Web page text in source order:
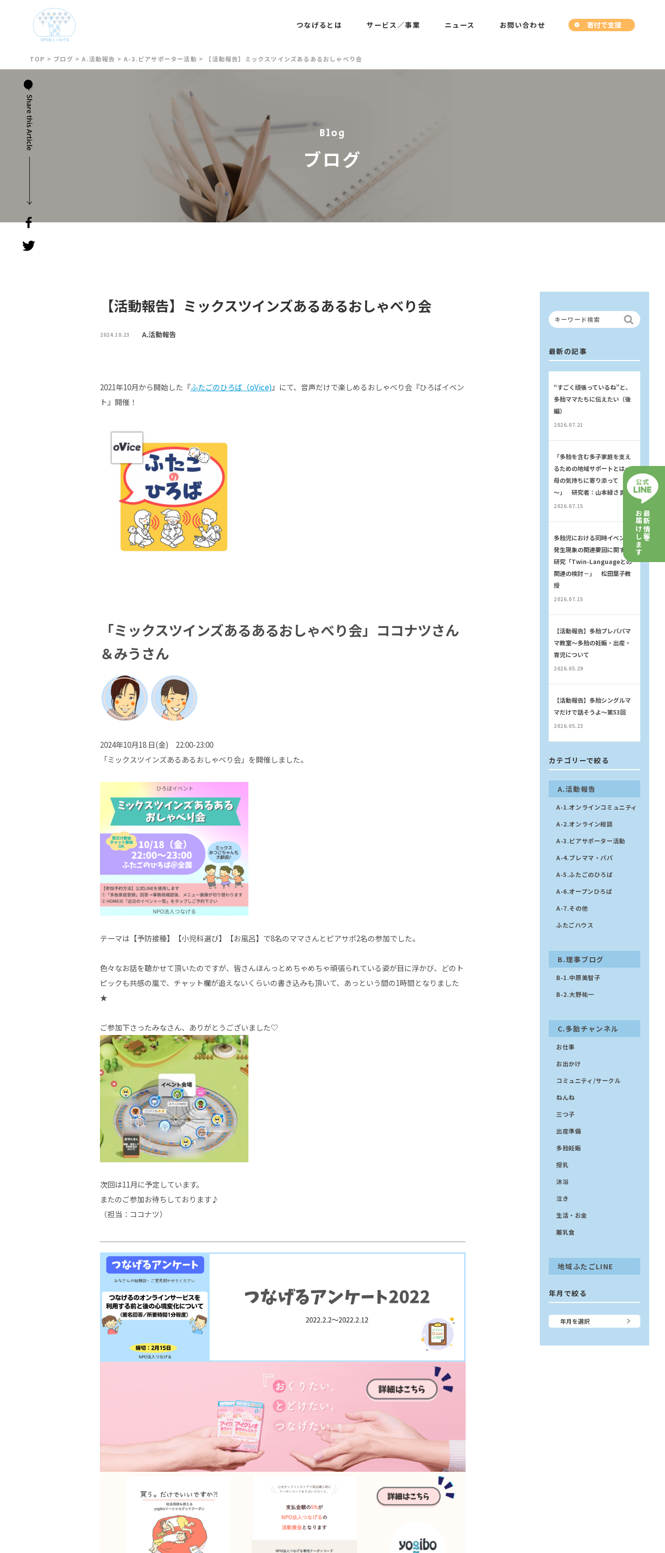
つなげるとは サービス／事業 ニュース お問い合わせ 寄付で支援
TOP > ブログ >A.活動報告 >A-3.ピアサポーター活動 > 【活動報告】ミックスツインズあるあるおしゃべり会
Blog
ブログ
【活動報告】ミックスツインズあるあるおしゃべり会
2024.10.23 A.活動報告
2021年10月から開始した『ふたごのひろば（oVice)』にて、音声だけで楽しめるおしゃべり会『ひろばイベン
ト』開催！
「ミックスツインズあるあるおしゃべり会」ココナツさん
＆みうさん
2024年10月18 日(金) 22:00-23:00
「ミックスツインズあるあるおしゃべり会」を開催しました。
テーマは【予防接種】【小児科選び】【お風呂】で8名のママさんとピアサポ2名の参加でした。
色々なお話を聴かせて頂いたのですが、皆さんほんっとめちゃめちゃ頑張られている姿が目に浮かび、どのト
ピックも共感の嵐で、チャット欄が追えないくらいの書き込みも頂いて、あっという間の1時間となりました
★
ご参加下さったみなさん、ありがとうございました♡
次回は11月に予定しています。
またのご参加お待ちしております♪
（担当：ココナツ）
最新の記事
“すごく頑張っているね”と、
多胎ママたちに伝えたい（後
編）
2026.07.21
「多胎を含む多子家庭を支え
るための地域サポートとは～
母の気持ちに寄り添って
～」 研究者：山本緑さま
2026.07.15
多胎児における同時イベント
発生現象の関連要因に関する
研究「Twin-Languageとの
関連の検討－」 松田葉子教
授
2026.07.15
【活動報告】多胎プレパパマ
マ教室〜多胎の妊娠・出産・
育児について
2026.05.29
【活動報告】多胎シングルマ
マだけで話そうよ〜第53回
2026.05.23
カテゴリーで絞る
A.活動報告
A-1.オンラインコミュニティ
A-2.オンライン相談
A-3.ピアサポーター活動
A-4.プレママ・パパ
A-5.ふたごのひろば
A-6.オープンひろば
A-7.その他
ふたごハウス
B.理事ブログ
B-1.中原美智子
B-2.大野祐一
C.多胎チャンネル
お仕事
お出かけ
コミュニティ/サークル
ねんね
三つ子
出産準備
多胎妊娠
授乳
沐浴
泣き
生活・お金
離乳食
地域ふたごLINE
年月で絞る
最新情報を
お届けします